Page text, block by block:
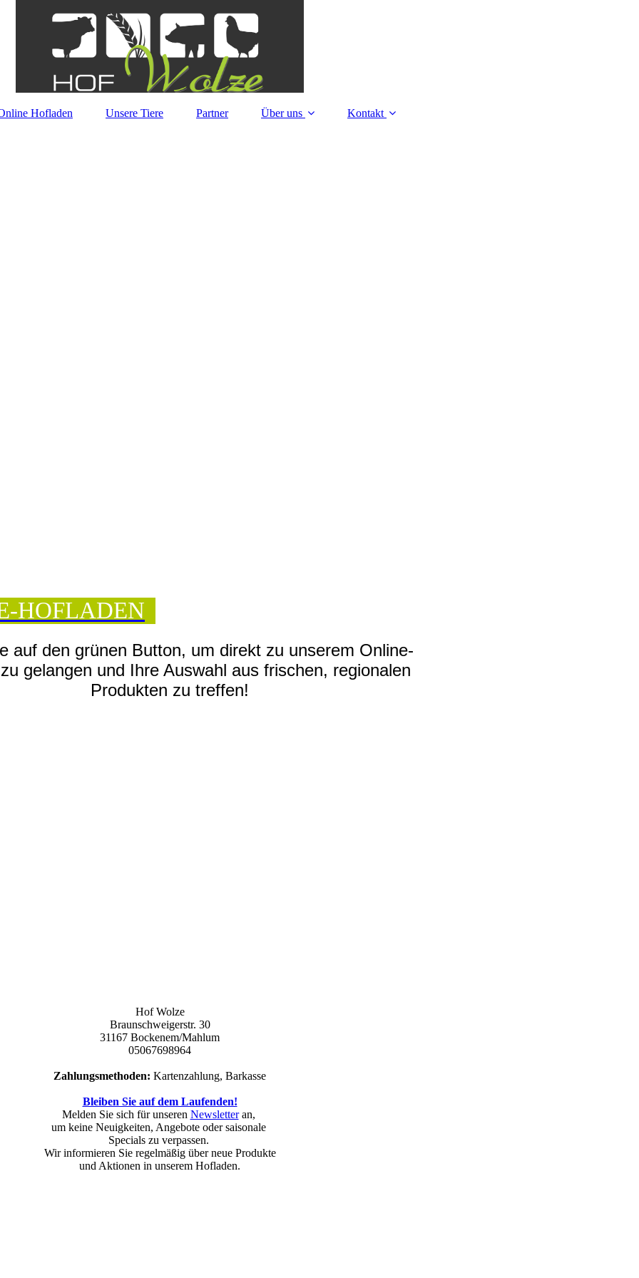
Hofladen Unsere Tiere Partner Über uns Kontakt
HOFLADEN
auf den grünen Button, um direkt zu unserem Online-
gelangen und Ihre Auswahl aus frischen, regionalen
Produkten zu treffen!
Hof Wolze
Braunschweigerstr. 30
31167 Bockenem/Mahlum
05067698964
Zahlungsmethoden: Kartenzahlung, Barkasse
Bleiben Sie auf dem Laufenden!
Melden Sie sich für unseren Newsletteran,
um keine Neuigkeiten, Angebote oder saisonale
Specials zu verpassen.
Wir informieren Sie regelmäßig über neue Produkte
und Aktionen in unserem Hofladen.